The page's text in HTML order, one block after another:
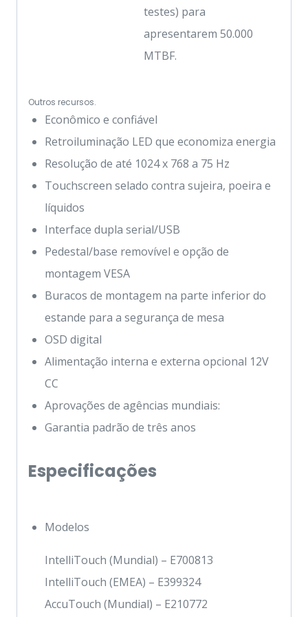
testes) para
apresentarem 50.000
MTBF.
Outros recursos.
Econômico e confiável
Retroiluminação LED que economiza energia
Resolução de até 1024 x 768 a 75 Hz
Touchscreen selado contra sujeira, poeira e
líquidos
Interface dupla serial/USB
Pedestal/base removível e opção de
montagem VESA
Buracos de montagem na parte inferior do
estande para a segurança de mesa
OSD digital
Alimentação interna e externa opcional 12V
CC
Aprovações de agências mundiais:
Garantia padrão de três anos
Especificações
Modelos
IntelliTouch (Mundial) – E700813
IntelliTouch (EMEA) – E399324
AccuTouch (Mundial) – E210772